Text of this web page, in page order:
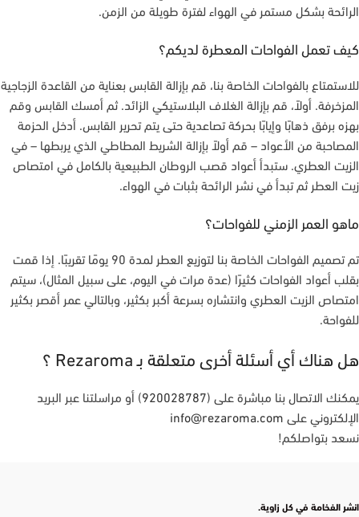
الرائحة بشكل مستمر في الهواء لفترة طويلة من الزمن.
كيف تعمل الفواحات المعطرة لديكم؟
للاستمتاع بالفواحات الخاصة بنا، قم بإزالة القابس بعناية من القاعدة الزجاجية
المزخرفة. أولاً، قم بإزالة الغلاف البلاستيكي الزائد. ثم أمسك القابس وقم
بهزه برفق ذهابًا وإيابًا بحركة تصاعدية حتى يتم تحرير القابس. أدخل الحزمة
المصاحبة من الأعواد – قم أولاً بإزالة الشريط المطاطي الذي يربطها – في
الزيت العطري. ستبدأ أعواد قصب الروطان الطبيعية بالكامل في امتصاص
زيت العطر ثم تبدأ في نشر الرائحة بثبات في الهواء.
ماهو العمر الزمني للفواحات؟
تم تصميم الفواحات الخاصة بنا لتوزيع العطر لمدة 90 يومًا تقريبًا. إذا قمت
بقلب أعواد الفواحات كثيرًا (عدة مرات في اليوم، على سبيل المثال)، سيتم
امتصاص الزيت العطري وانتشاره بسرعة أكبر بكثير، وبالتالي عمر أقصر بكثير
للفواحة.
هل هناك أي أسئلة أخرى متعلقة بـ Rezaroma ؟
يمكنك الاتصال بنا مباشرة على (920028787) أو مراسلتنا عبر البريد
الإلكتروني على info@rezaroma.com
نسعد بتواصلكم!
انشر الفخامة في كل زاوية.